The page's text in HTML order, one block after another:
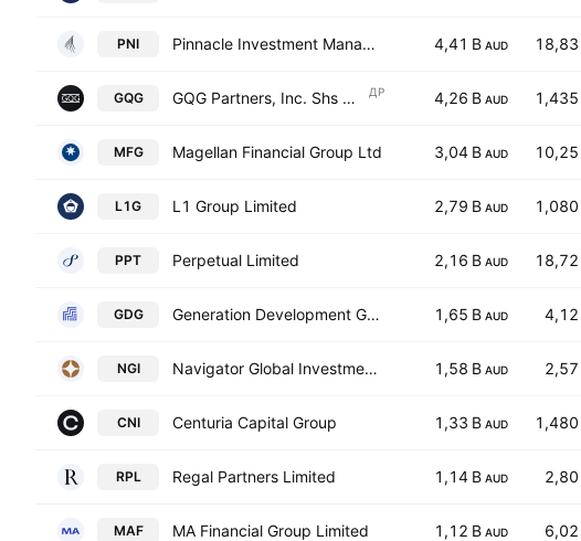
PNI Pinnacle Investment Management Group Limited 4,41 B AUD 18,83
GQG GQG Partners, Inc. Shs Chess Depository Interests Repr 1 Sh ДР 4,26 B AUD 1,435
MFG Magellan Financial Group Ltd 3,04 B AUD 10,25
L1G L1 Group Limited 2,79 B AUD 1,080
PPT Perpetual Limited 2,16 B AUD 18,72
GDG Generation Development Group Limited 1,65 B AUD 4,12
NGI Navigator Global Investments Ltd 1,58 B AUD 2,57
CNI Centuria Capital Group 1,33 B AUD 1,480
RPL Regal Partners Limited 1,14 B AUD 2,80
MAF MA Financial Group Limited 1,12 B AUD 6,02